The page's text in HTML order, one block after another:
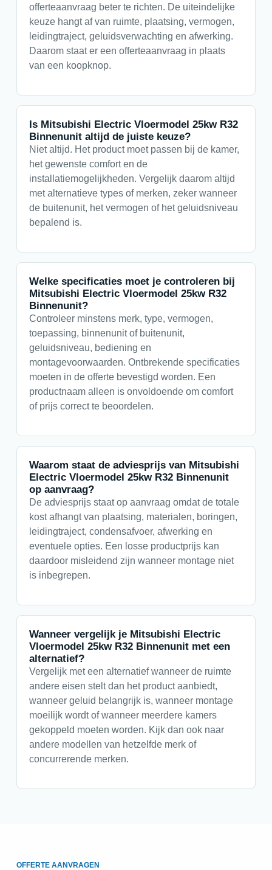
offerteaanvraag beter te richten. De uiteindelijke
keuze hangt af van ruimte, plaatsing, vermogen,
leidingtraject, geluidsverwachting en afwerking.
Daarom staat er een offerteaanvraag in plaats
van een koopknop.
Is Mitsubishi Electric Vloermodel 25kw R32
Binnenunit altijd de juiste keuze?
Niet altijd. Het product moet passen bij de kamer,
het gewenste comfort en de
installatiemogelijkheden. Vergelijk daarom altijd
met alternatieve types of merken, zeker wanneer
de buitenunit, het vermogen of het geluidsniveau
bepalend is.
Welke specificaties moet je controleren bij
Mitsubishi Electric Vloermodel 25kw R32
Binnenunit?
Controleer minstens merk, type, vermogen,
toepassing, binnenunit of buitenunit,
geluidsniveau, bediening en
montagevoorwaarden. Ontbrekende specificaties
moeten in de offerte bevestigd worden. Een
productnaam alleen is onvoldoende om comfort
of prijs correct te beoordelen.
Waarom staat de adviesprijs van Mitsubishi
Electric Vloermodel 25kw R32 Binnenunit
op aanvraag?
De adviesprijs staat op aanvraag omdat de totale
kost afhangt van plaatsing, materialen, boringen,
leidingtraject, condensafvoer, afwerking en
eventuele opties. Een losse productprijs kan
daardoor misleidend zijn wanneer montage niet
is inbegrepen.
Wanneer vergelijk je Mitsubishi Electric
Vloermodel 25kw R32 Binnenunit met een
alternatief?
Vergelijk met een alternatief wanneer de ruimte
andere eisen stelt dan het product aanbiedt,
wanneer geluid belangrijk is, wanneer montage
moeilijk wordt of wanneer meerdere kamers
gekoppeld moeten worden. Kijk dan ook naar
andere modellen van hetzelfde merk of
concurrerende merken.
OFFERTE AANVRAGEN